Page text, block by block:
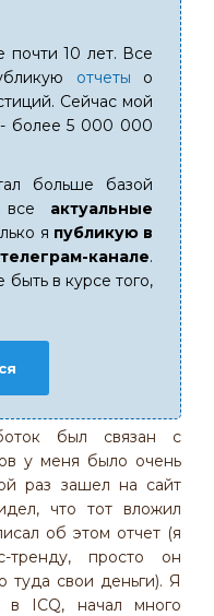
почти 10 лет. Все
отчеты о
Сейчас мой
- более 5 000 000
больше базой
все актуальные
я публикую в
канале.
быть в курсе того,
был связан с
у меня было очень
раз зашел на сайт
что тот вложил
об этом отчет (я
просто он
туда свои деньги). Я
в ICQ, начал много